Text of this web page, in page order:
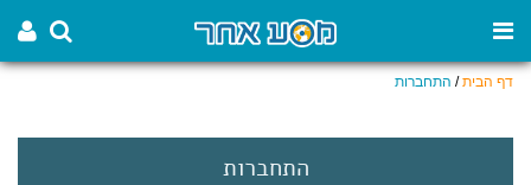
דף הבית/ התחברות
התחברות